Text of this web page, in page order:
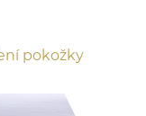
pokožky